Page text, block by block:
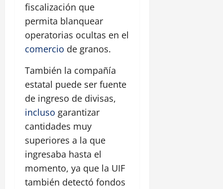
fiscalización que
permita blanquear
operatorias ocultas en el
comercio de granos.
También la compañía
estatal puede ser fuente
de ingreso de divisas,
incluso garantizar
cantidades muy
superiores a la que
ingresaba hasta el
momento, ya que la UIF
también detectó fondos